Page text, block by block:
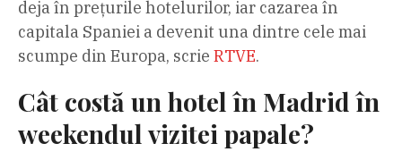
deja în prețurile hotelurilor, iar cazarea în
capitala Spaniei a devenit una dintre cele mai
scumpe din Europa, scrie RTVE.
Cât costă un hotel în Madrid în
weekendul vizitei papale?